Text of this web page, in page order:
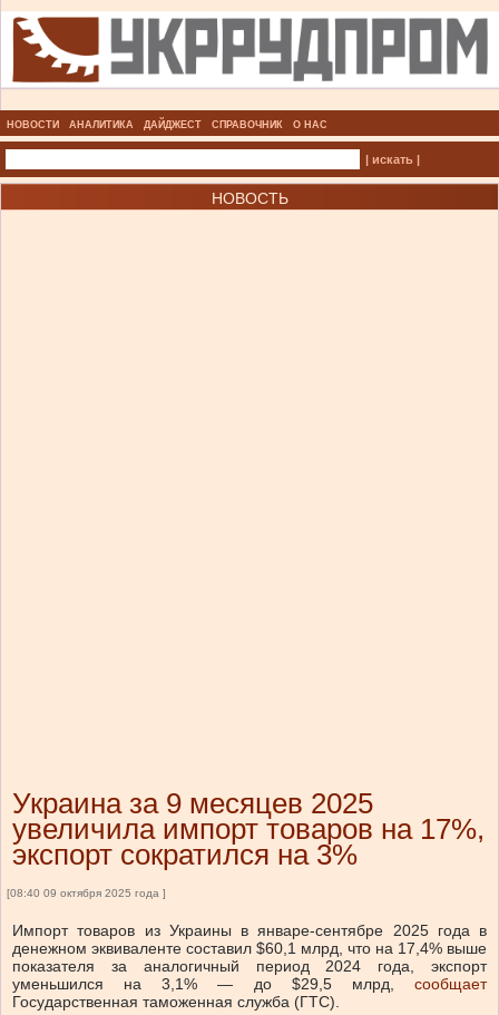
НОВОСТИ АНАЛИТИКА ДАЙДЖЕСТ СПРАВОЧНИК О НАС
| искать |
НОВОСТЬ
Украина за 9 месяцев 2025
увеличила импорт товаров на 17%,
экспорт сократился на 3%
[08:40 09 октября 2025 года ]
Импорт товаров из Украины в январе-сентябре 2025 года в
денежном эквиваленте составил $60,1 млрд, что на 17,4% выше
показателя за аналогичный период 2024 года, экспорт
уменьшился на 3,1% — до $29,5 млрд, сообщает
Государственная таможенная служба (ГТС).